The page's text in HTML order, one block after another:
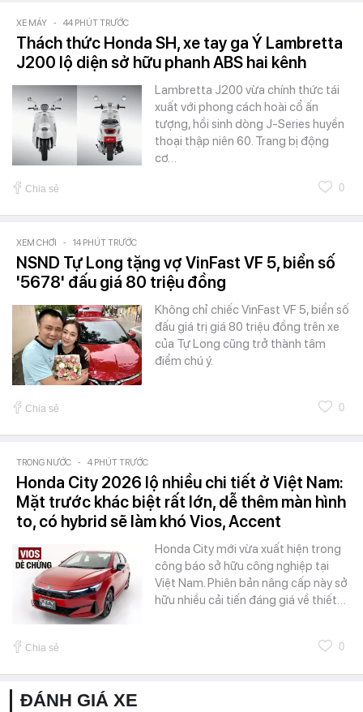
XE MÁY - 44 PHÚT TRƯỚC
Thách thức Honda SH, xe tay ga Ý Lambretta
J200 lộ diện sở hữu phanh ABS hai kênh
Lambretta J200 vừa chính thức tái
xuất với phong cách hoài cổ ấn
tượng, hồi sinh dòng J-Series huyền
thoại thập niên 60. Trang bị động
cơ…
Chia sẻ 0
XEM CHƠI - 14 PHÚT TRƯỚC
NSND Tự Long tặng vợ VinFast VF 5, biển số
'5678' đấu giá 80 triệu đồng
Không chỉ chiếc VinFast VF 5, biển số
đấu giá trị giá 80 triệu đồng trên xe
của Tự Long cũng trở thành tâm
điểm chú ý.
Chia sẻ 0
TRONG NƯỚC - 4 PHÚT TRƯỚC
Honda City 2026 lộ nhiều chi tiết ở Việt Nam:
Mặt trước khác biệt rất lớn, dễ thêm màn hình
to, có hybrid sẽ làm khó Vios, Accent
Honda City mới vừa xuất hiện trong
công báo sở hữu công nghiệp tại
Việt Nam. Phiên bản nâng cấp này sở
hữu nhiều cải tiến đáng giá về thiết…
Chia sẻ 0
ĐÁNH GIÁ XE